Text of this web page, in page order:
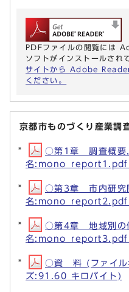
PDFファイルの閲覧には
ソフトがインストールされ
サイトから Adobe
ください。
京都市ものづくり産業調
○第1章 調査概要
名:mono_report1.pdf
○第3章 市内研究
名:mono_report2.pdf
○第4章 地域別の
名:mono_report3.pdf
○資 料 (ファイ
ズ:91.60 キロバイト)